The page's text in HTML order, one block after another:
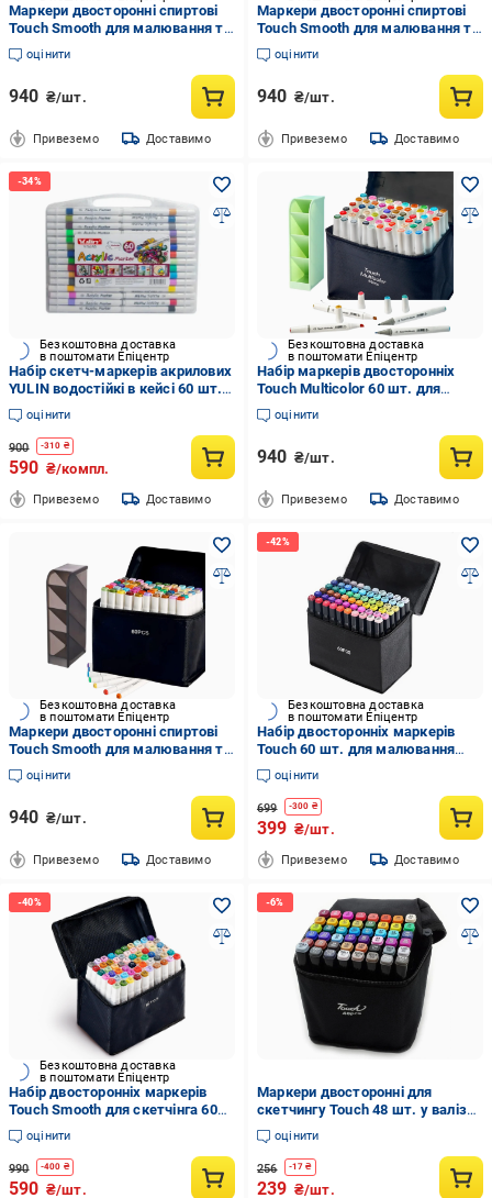
Маркери двосторонні спиртові
Touch Smooth для малювання та
скетчів 60 шт. та Підставка для
маркерів Бежевий
оцінити
940 ₴/шт.
Привеземо Доставимо
Маркери двосторонні спиртові
Touch Smooth для малювання та
скетчів 60 шт. та Підставка для
маркерів Рожевий
оцінити
940 ₴/шт.
Привеземо Доставимо
Безкоштовна доставка
в поштомати Епіцентр
Набір скетч-маркерів акрилових
YULIN водостійкі в кейсі 60 шт.
(MX-00009308)
оцінити
900 -310 ₴
590 ₴/компл.
Привеземо Доставимо
Безкоштовна доставка
в поштомати Епіцентр
Набір маркерів двосторонніх
Touch Multicolor 60 шт. для
малювання та Підставка для
маркерів і канцелярії Зелений
оцінити
940 ₴/шт.
Привеземо Доставимо
Безкоштовна доставка
в поштомати Епіцентр
Маркери двосторонні спиртові
Touch Smooth для малювання та
скетчів 60 шт. та Підставка для
маркерів Чорний
оцінити
940 ₴/шт.
Привеземо Доставимо
Безкоштовна доставка
в поштомати Епіцентр
Набір двосторонніх маркерів
Touch 60 шт. для малювання
Чорний
оцінити
699 -300 ₴
399 ₴/шт.
Привеземо Доставимо
Безкоштовна доставка
в поштомати Епіцентр
Набір двосторонніх маркерів
Touch Smooth для скетчінга 60
шт.
оцінити
990 -400 ₴
590 ₴/шт.
Маркери двосторонні для
скетчингу Touch 48 шт. у валізці
(50940)
оцінити
256 -17 ₴
239 ₴/шт.